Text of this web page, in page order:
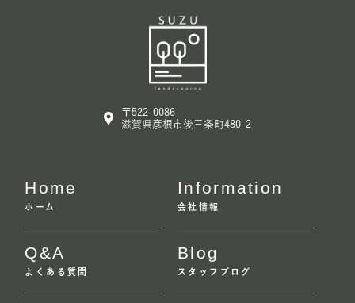
〒522-0086
滋賀県彦根市後三条町480-2
Home
ホーム
Q&A
よくある質問
Information
会社情報
Blog
スタッフブログ